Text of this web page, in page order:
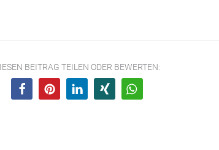
BEITRAG TEILEN ODER BEWERTEN: